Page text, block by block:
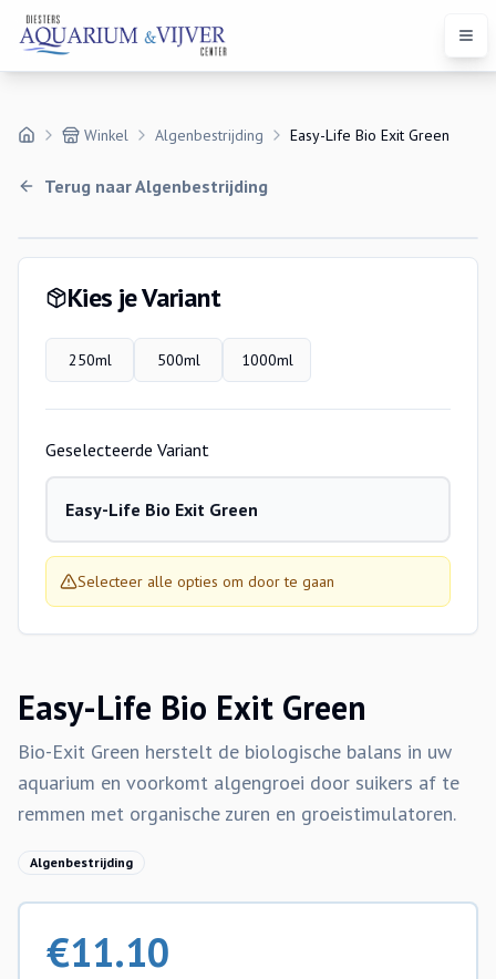
Winkel Algenbestrijding Easy-Life Bio Exit Green
Terug naarAlgenbestrijding
Kies je Variant
250ml 500ml 1000ml
Geselecteerde Variant
Easy-Life Bio Exit Green
Selecteer alle opties om door te gaan
Easy-Life Bio Exit Green
Bio-Exit Green herstelt de biologische balans in uw
aquarium en voorkomt algengroei door suikers af te
remmen met organische zuren en groeistimulatoren.
Algenbestrijding
€11.10